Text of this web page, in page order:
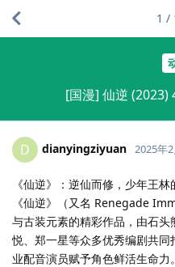
[国漫] 仙逆 (2023)
1 /
D dianyingziyuan 2025年
《仙逆》：逆仙而修，少年王
《仙逆》（又名 Renegade
与古装元素的精彩作品，由石
悦、郑一星等众多优秀编剧共
业配音演员赋予角色鲜活生命